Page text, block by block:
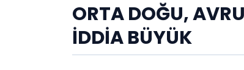
ORTA DOĞU,
İDDİA BÜYÜK